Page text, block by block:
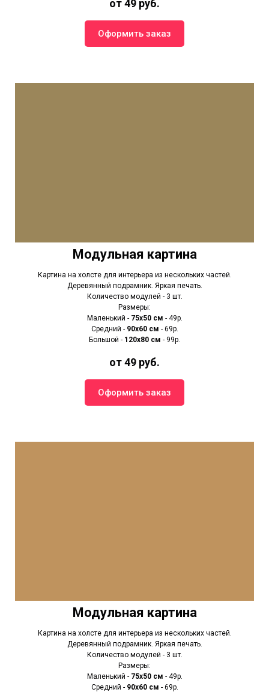
от 49 руб.
Оформить заказ
Модульная картина
Картина на холсте для интерьера из нескольких частей.
Деревянный подрамник. Яркая печать.
Количество модулей - 3 шт.
Размеры:
Маленький - 75х50 см - 49р.
Средний - 90x60 см - 69р.
Большой - 120х80 см - 99р.
от 49 руб.
Оформить заказ
Модульная картина
Картина на холсте для интерьера из нескольких частей.
Деревянный подрамник. Яркая печать.
Количество модулей - 3 шт.
Размеры:
Маленький - 75х50 см - 49р.
Средний - 90x60 см - 69р.